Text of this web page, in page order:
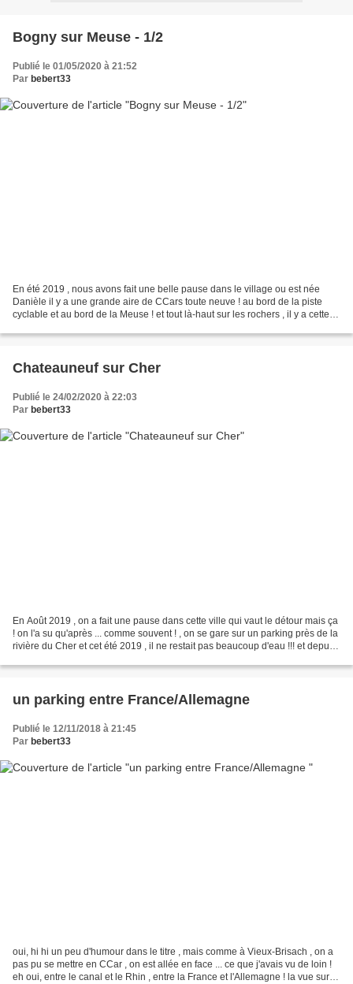
Bogny sur Meuse - 1/2
Publié le 01/05/2020 à 21:52
Par bebert33
En été 2019 , nous avons fait une belle pause dans le village ou est née
Danièle il y a une grande aire de CCars toute neuve ! au bord de la piste
cyclable et au bord de la Meuse ! et tout là-haut sur les rochers , il y a cette
Chateauneuf sur Cher
Publié le 24/02/2020 à 22:03
Par bebert33
En Août 2019 , on a fait une pause dans cette ville qui vaut le détour mais ça
! on l'a su qu'après ... comme souvent ! , on se gare sur un parking près de la
rivière du Cher et cet été 2019 , il ne restait pas beaucoup d'eau !!! et depuis
un parking entre France/Allemagne
Publié le 12/11/2018 à 21:45
Par bebert33
oui, hi hi un peu d'humour dans le titre , mais comme à Vieux-Brisach , on a
pas pu se mettre en CCar , on est allée en face ... ce que j'avais vu de loin !
eh oui, entre le canal et le Rhin , entre la France et l'Allemagne ! la vue sur